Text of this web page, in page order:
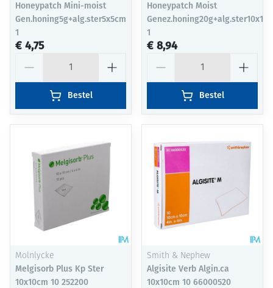
Honeypatch Mini-moist
Gen.honing5g+alg.ster5x5cm
1
€ 4,75
Bestel
Honeypatch Moist
1
€ 8,94
Bestel
Molnlycke
Melgisorb Plus Kp Ster
10x10cm 10 252200
Smith & Nephew
Algisite Verb Algin.ca
10x10cm 10 66000520